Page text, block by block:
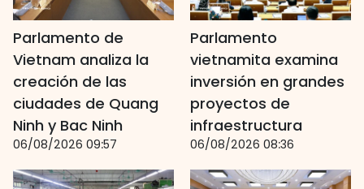
Parlamento de
Vietnam analiza la
creación de las
ciudades de Quang
Ninh y Bac Ninh
06/08/2026 09:57
Parlamento
vietnamita examina
inversión en grandes
proyectos de
infraestructura
06/08/2026 08:36